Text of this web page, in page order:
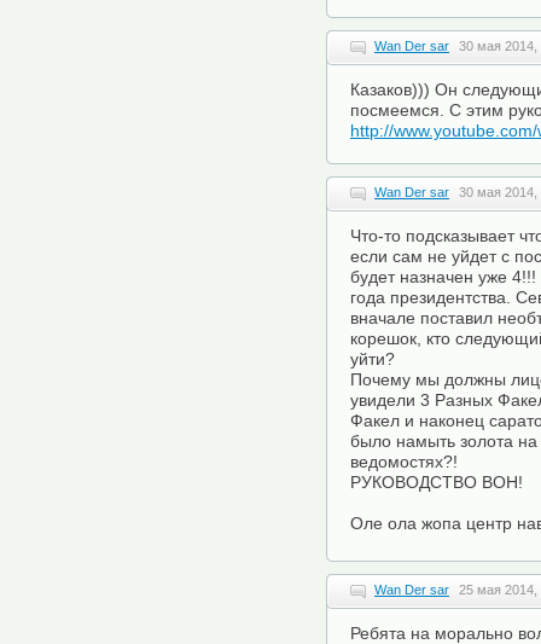
Wan Der sar 30 мая 2014,
Казаков))) Он
посмеемся. С этим
http://
Wan Der sar 30 мая 2014,
Что-то подсказывает
если сам не уйдет с
будет назначен уже
года президентства.
вначале поставил
корешок, кто
уйти?
Почему мы должны
увидели 3 Разных
Факел и наконец
было намыть золота
ведомостях?!
РУКОВОДСТВО ВОН!
Оле ола жопа центр
Wan Der sar 25 мая 2014,
Ребята на морально